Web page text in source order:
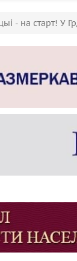
- на старт! У